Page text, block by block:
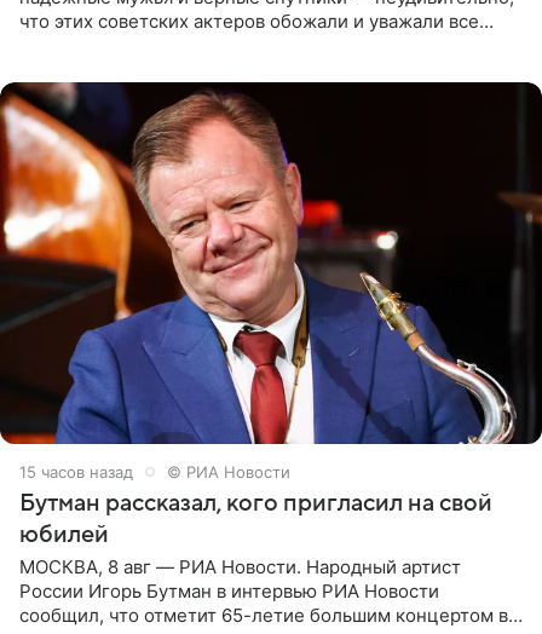
что этих советских актеров обожали и уважали все
15 часов назад © РИА Новости
Бутман рассказал, кого пригласил на свой
юбилей
МОСКВА, 8 авг — РИА Новости. Народный артист
России Игорь Бутман в интервью РИА Новости
сообщил, что отметит 65-летие большим концертом в